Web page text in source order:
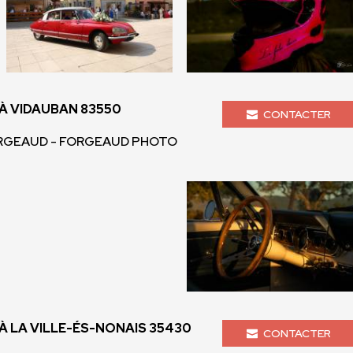
VIDAUBAN 83550
- FORGEAUD PHOTO
CONTACTER
LA VILLE-ÉS-NONAIS 35430
CONTACTER